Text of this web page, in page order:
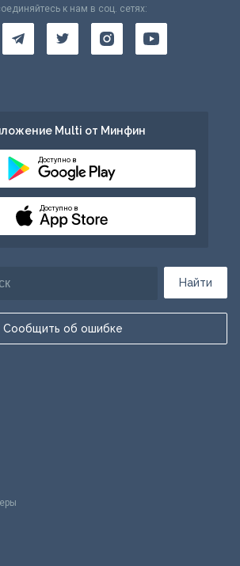
Найти
Сообщить об ошибке
к нам в соц. сетях:
Multi от Минфин
Доступно в
Доступно в